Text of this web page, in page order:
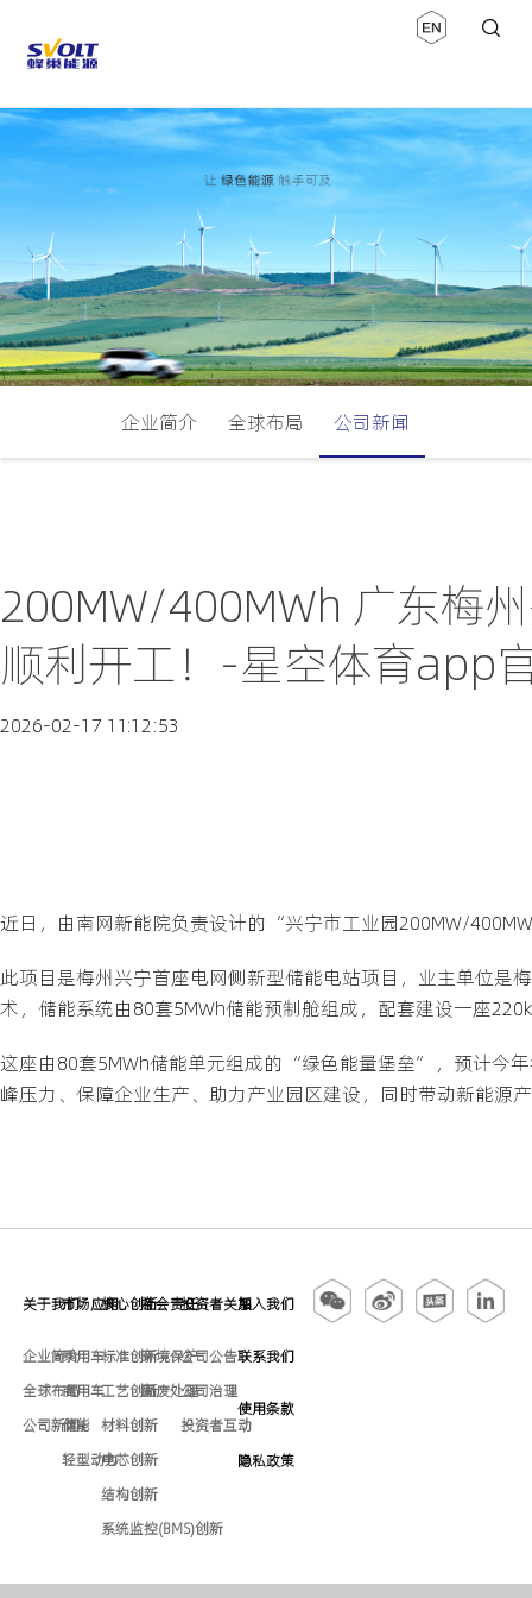
企业简介 全球布局 公司新闻
200MW/400MWh 广东梅
顺利开工！-星空体育app
2026-02-17 11:12:53
近日，由南网新能院负责设计的“兴宁市工业园200MW/
此项目是梅州兴宁首座电网侧新型储能电站项目，业主单位是
术，储能系统由80套5MWh储能预制舱组成，配套建设一座
这座由80套5MWh储能单元组成的“绿色能量堡垒”，预计今
峰压力、保障企业生产、助力产业园区建设，同时带动新能源
关于我们
企业简介
全球布局
公司新闻
市场应用
乘用车
商用车
储能
轻型动力
核心创新
标准创新
工艺创新
材料创新
电芯创新
结构创新
系统监控(BMS)创新
社会责任
环境保护
固废处理
投资者关系
公司公告
公司治理
投资者互动
加入我们
联系我们
使用条款
隐私政策